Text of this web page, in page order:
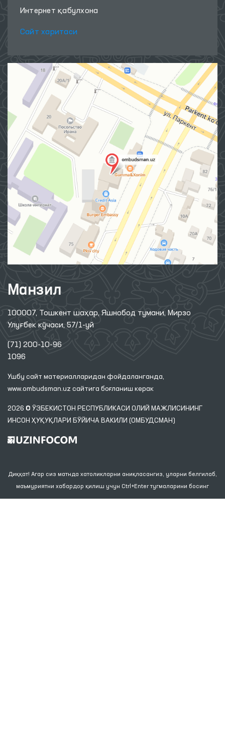
Интернет қабулхона
Сайт харитаси
Манзил
100007, Тошкент шаҳар, Яшнобод тумани, Мирзо
Улуғбек кўчаси, 57/1-уй
(71) 200-10-96
1096
Ушбу сайт материалларидан фойдаланганда,
www.ombudsman.uz сайтига боғланиш керак
2026 © ЎЗБЕКИСТОН РЕСПУБЛИКАСИ ОЛИЙ МАЖЛИСИНИНГ
ИНСОН ҲУҚУҚЛАРИ БЎЙИЧА ВАКИЛИ (ОМБУДСМАН)
Диққат! Агар сиз матнда хатоликларни аниқласангиз, уларни белгилаб,
маъмуриятни хабардор қилиш учун Ctrl+Enter тугмаларини босинг